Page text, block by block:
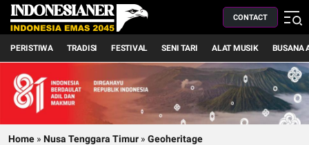
CONTACT
PERISTIWA TRADISI FESTIVAL SENI TARI ALAT MUSIK BUSANA
Home » Nusa Tenggara Timur » Geoheritage